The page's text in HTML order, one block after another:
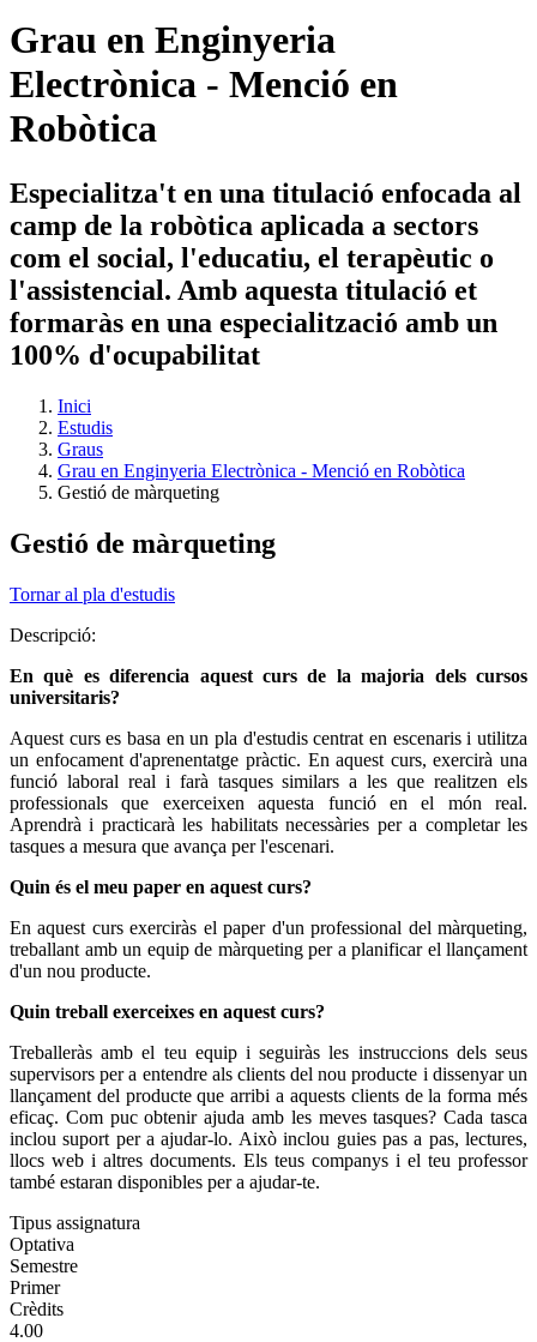
Grau en Enginyeria
Electrònica - Menció en
Robòtica
Especialitza't en una titulació enfocada al
camp de la robòtica aplicada a sectors
com el social, l'educatiu, el terapèutic o
l'assistencial. Amb aquesta titulació et
formaràs en una especialització amb un
100% d'ocupabilitat
Inici
Estudis
Graus
Grau en Enginyeria Electrònica - Menció en Robòtica
Gestió de màrqueting
Gestió de màrqueting
Tornar al pla d'estudis
Descripció:
En què es diferencia aquest curs de la majoria dels cursos
universitaris?
Aquest curs es basa en un pla d'estudis centrat en escenaris i utilitza
un enfocament d'aprenentatge pràctic. En aquest curs, exercirà una
funció laboral real i farà tasques similars a les que realitzen els
professionals que exerceixen aquesta funció en el món real.
Aprendrà i practicarà les habilitats necessàries per a completar les
tasques a mesura que avança per l'escenari.
Quin és el meu paper en aquest curs?
En aquest curs exerciràs el paper d'un professional del màrqueting,
treballant amb un equip de màrqueting per a planificar el llançament
d'un nou producte.
Quin treball exerceixes en aquest curs?
Treballeràs amb el teu equip i seguiràs les instruccions dels seus
supervisors per a entendre als clients del nou producte i dissenyar un
llançament del producte que arribi a aquests clients de la forma més
eficaç. Com puc obtenir ajuda amb les meves tasques? Cada tasca
inclou suport per a ajudar-lo. Això inclou guies pas a pas, lectures,
llocs web i altres documents. Els teus companys i el teu professor
també estaran disponibles per a ajudar-te.
Tipus assignatura
Optativa
Semestre
Primer
Crèdits
4.00